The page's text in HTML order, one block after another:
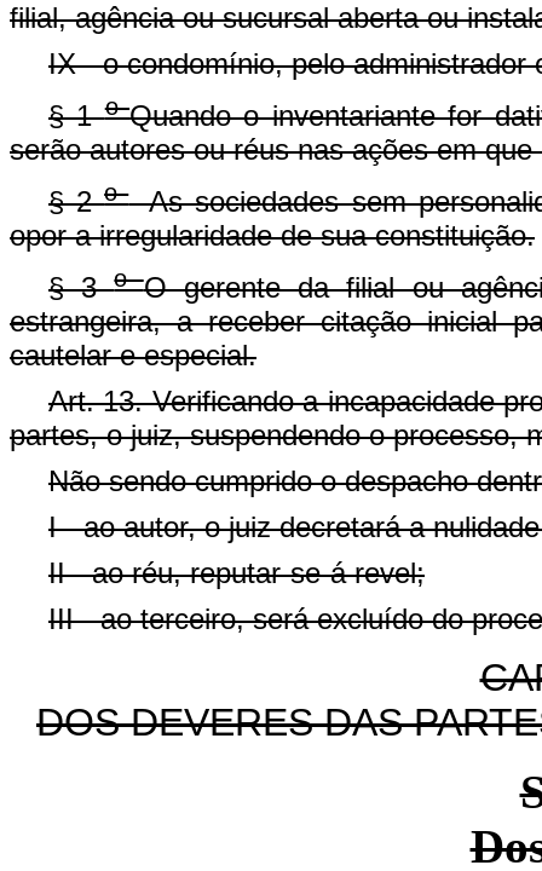
filial, agência ou sucursal aberta ou
IX - o condomínio, pelo administrador
§ 1oQuando o inventariante for
serão autores ou réus nas ações em
§ 2o- As sociedades sem
opor a irregularidade de sua constituição.
§ 3oO gerente da filial ou
estrangeira, a receber citação inicial
cautelar e especial.
Art. 13. Verificando a incapacidade
partes, o juiz, suspendendo o processo,
Não sendo cumprido o despacho
I - ao autor, o juiz decretará a
II - ao réu, reputar-se-á revel;
III - ao terceiro, será excluído do
DOS DEVERES DAS